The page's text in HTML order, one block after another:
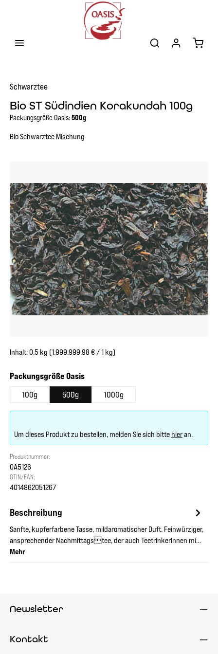
Schwarztee
Bio ST Südindien Korakundah 100g
Packungsgröße Oasis:500g
Bio Schwarztee Mischung
Inhalt:0.5 kg (1.999.999,98 € / 1 kg)
Packungsgröße Oasisauswählen
100g 500g 1000g
Um dieses Produkt zu bestellen, melden Sie sich bitte hieran.
Produktnummer:
OA5126
GTIN/EAN:
4014862051267
Beschreibung
Sanfte, kupferfarbene Tasse, mildaromatischer Duft. Feinwürziger,
ansprechender Nachmittagstee, der auch TeetrinkerInnen mi…
Mehr
Newsletter
Kontakt